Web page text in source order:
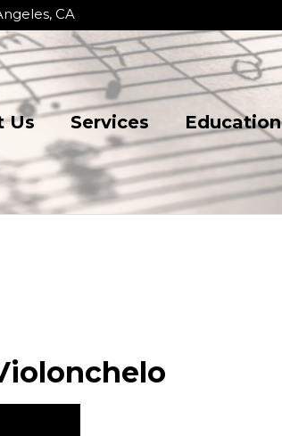
CA
Us Services Education